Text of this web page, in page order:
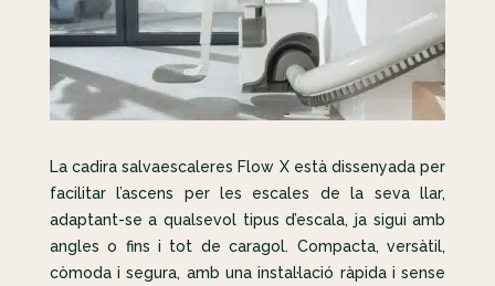
La cadira salvaescaleres Flow X està dissenyada per
facilitar l’ascens per les escales de la seva llar,
adaptant-se a qualsevol tipus d’escala, ja sigui amb
angles o fins i tot de caragol. Compacta, versàtil,
còmoda i segura, amb una instal·lació ràpida i sense